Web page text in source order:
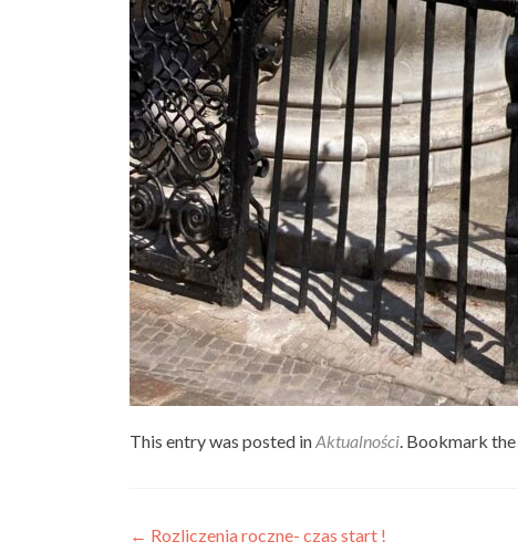
This entry was posted inAktualności. Bookmark the
Post
← Rozliczenia roczne- czas start !